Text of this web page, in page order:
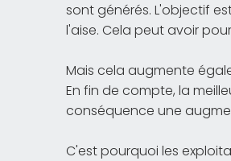
sont générés. L'objectif
l'aise. Cela peut avoir
Mais cela augmente
En fin de compte, la
conséquence une
C'est pourquoi les